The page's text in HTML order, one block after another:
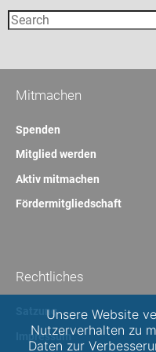
Mitmachen
Spenden
Mitglied werden
Aktiv mitmachen
Fördermitgliedschaft
Rechtliches
Satzung
Impressum
Unsere Website
Nutzerverhalten zu
Daten zur